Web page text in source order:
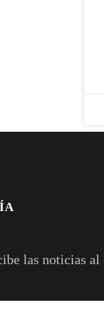
las noticias al